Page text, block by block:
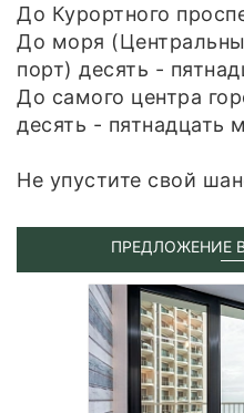
До Курортного
До моря
порт) десять -
До самого центра
десять - пятнадцать
Не упустите свой
ПРЕДЛОЖЕНИЕ